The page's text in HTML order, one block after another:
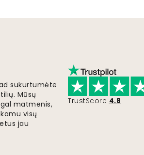
sukurtumėte
Mūsų
matmenis,
visų
jau
TrustScore 4.8